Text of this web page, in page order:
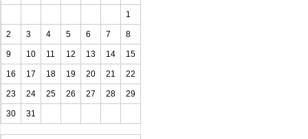
1
2 3 4 5 6 7 8
9 10 11 12 13 14 15
16 17 18 19 20 21 22
23 24 25 26 27 28 29
30 31